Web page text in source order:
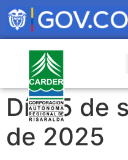
Día:5 de
de 2025